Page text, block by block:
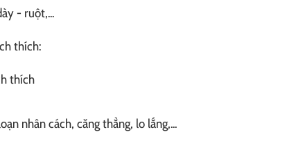
- ruột,...
thích:
thích
nhân cách, căng thẳng, lo lắng,...